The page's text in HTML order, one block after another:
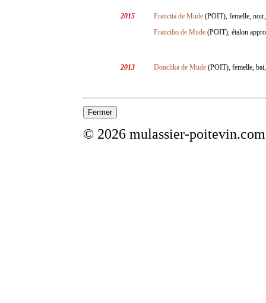
2015 Francita de Mude (POIT), femelle,
Francilio de Mude (POIT), étalon
2013 Douchka de Mude (POIT), femelle,
© 2026 mulassier-